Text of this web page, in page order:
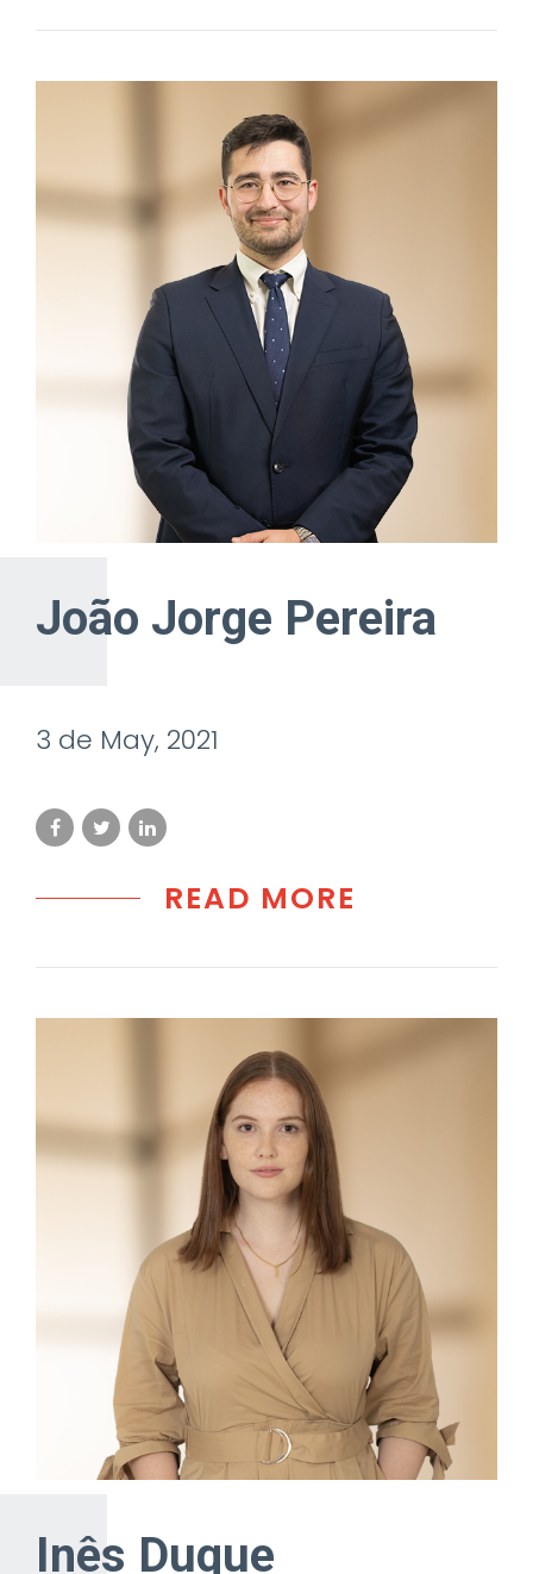
João Jorge Pereira
3 de May, 2021
READ MORE
Inês Duque